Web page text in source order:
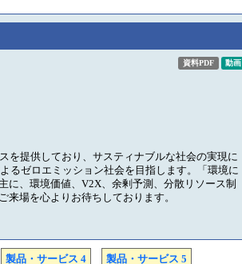
資料PDF 動画
を提供しており、サスティナブルな社会の実現に
るゼロエミッション社会を目指します。「環境に
に、環境価値、V2X、余剰予測、分散リソース制
場を心よりお待ちしております。
製品・サービス 4 製品・サービス 5